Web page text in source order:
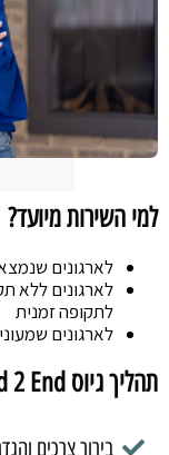
למי השירות מיועד?
לארגונים
לארגונים ללא
לתקופה זמנית
לארגונים
תהליך גיוס End 2 End כולל :
בירור צרכים